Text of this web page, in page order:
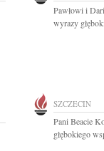
Pawłowi i
wyrazy
SZCZECIN
Pani Beacie
głębokiego